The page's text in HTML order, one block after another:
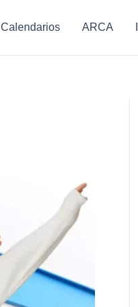
Calendarios ARCA